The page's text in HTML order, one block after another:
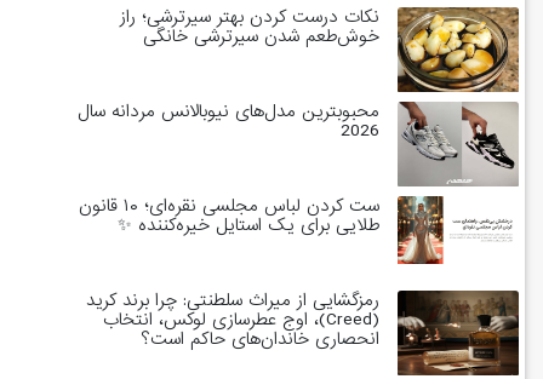
نکات درست کردن بهتر سیرترشی؛ راز
خوش‌طعم شدن سیرترشی خانگی
محبوبترین مدل‌های نیوبالانس مردانه سال
2026
ست کردن لباس مجلسی نقره‌ای؛ ۱۰ قانون
طلایی برای یک استایل خیره‌کننده ✨
رمزگشایی از میراث سلطنتی: چرا برند کرید
(Creed)، اوج عطرسازی لوکس، انتخاب
انحصاری خاندان‌های حاکم است؟